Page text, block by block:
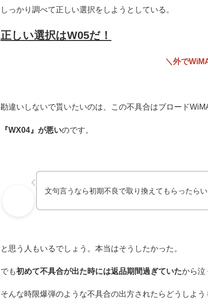
しっかり調べて正しい選択をしようとしている。
正しい選択はW05だ！
＼外で
勘違いしないで貰いたいのは、この不具合はブロード
『WX04』が悪いのです。
文句言うなら初期不良で取り換えてもらったら
と思う人もいるでしょう。本当はそうしたかった。
でも初めて不具合が出た時には返品期間過ぎていたから泣
そんな時限爆弾のような不具合の出方されたらどうしよう